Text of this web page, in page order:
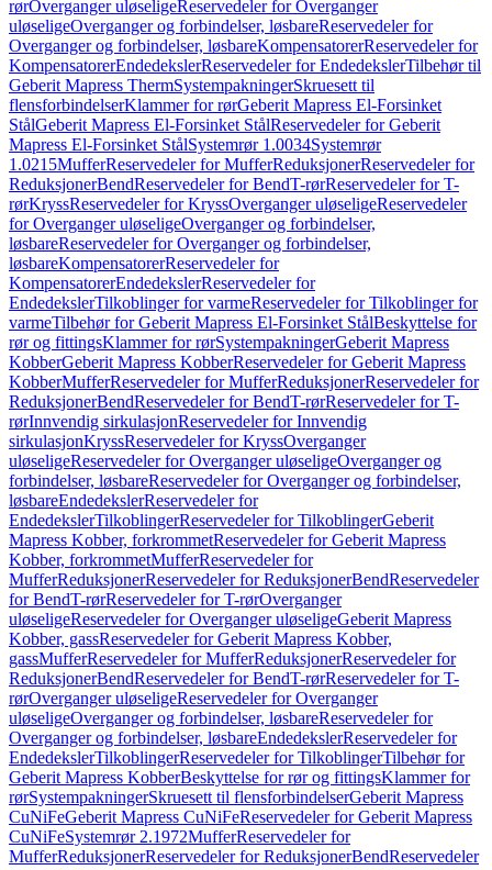
rørOverganger uløseligeReservedeler for Overganger
uløseligeOverganger og forbindelser, løsbareReservedeler for
Overganger og forbindelser, løsbareKompensatorerReservedeler for
KompensatorerEndedekslerReservedeler for EndedekslerTilbehør til
Geberit Mapress ThermSystempakningerSkruesett til
flensforbindelserKlammer for rørGeberit Mapress El-Forsinket
StålGeberit Mapress El-Forsinket StålReservedeler for Geberit
Mapress El-Forsinket StålSystemrør 1.0034Systemrør
1.0215MufferReservedeler for MufferReduksjonerReservedeler for
ReduksjonerBendReservedeler for BendT-rørReservedeler for T-
rørKryssReservedeler for KryssOverganger uløseligeReservedeler
for Overganger uløseligeOverganger og forbindelser,
løsbareReservedeler for Overganger og forbindelser,
løsbareKompensatorerReservedeler for
KompensatorerEndedekslerReservedeler for
EndedekslerTilkoblinger for varmeReservedeler for Tilkoblinger for
varmeTilbehør for Geberit Mapress El-Forsinket StålBeskyttelse for
rør og fittingsKlammer for rørSystempakningerGeberit Mapress
KobberGeberit Mapress KobberReservedeler for Geberit Mapress
KobberMufferReservedeler for MufferReduksjonerReservedeler for
ReduksjonerBendReservedeler for BendT-rørReservedeler for T-
rørInnvendig sirkulasjonReservedeler for Innvendig
sirkulasjonKryssReservedeler for KryssOverganger
uløseligeReservedeler for Overganger uløseligeOverganger og
forbindelser, løsbareReservedeler for Overganger og forbindelser,
løsbareEndedekslerReservedeler for
EndedekslerTilkoblingerReservedeler for TilkoblingerGeberit
Mapress Kobber, forkrommetReservedeler for Geberit Mapress
Kobber, forkrommetMufferReservedeler for
MufferReduksjonerReservedeler for ReduksjonerBendReservedeler
for BendT-rørReservedeler for T-rørOverganger
uløseligeReservedeler for Overganger uløseligeGeberit Mapress
Kobber, gassReservedeler for Geberit Mapress Kobber,
gassMufferReservedeler for MufferReduksjonerReservedeler for
ReduksjonerBendReservedeler for BendT-rørReservedeler for T-
rørOverganger uløseligeReservedeler for Overganger
uløseligeOverganger og forbindelser, løsbareReservedeler for
Overganger og forbindelser, løsbareEndedekslerReservedeler for
EndedekslerTilkoblingerReservedeler for TilkoblingerTilbehør for
Geberit Mapress KobberBeskyttelse for rør og fittingsKlammer for
rørSystempakningerSkruesett til flensforbindelserGeberit Mapress
CuNiFeGeberit Mapress CuNiFeReservedeler for Geberit Mapress
CuNiFeSystemrør 2.1972MufferReservedeler for
MufferReduksjonerReservedeler for ReduksjonerBendReservedeler